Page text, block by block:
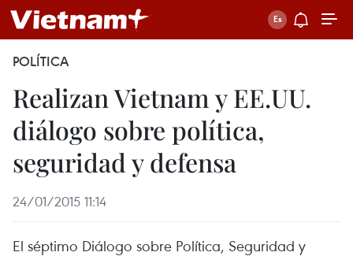
POLÍTICA
Realizan Vietnam y EE.UU.
diálogo sobre política,
seguridad y defensa
24/01/2015 11:14
El séptimo Diálogo sobre Política, Seguridad y